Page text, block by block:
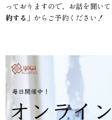
っておりますので、お話を聞い
約する 」からご予約ください！